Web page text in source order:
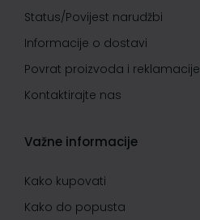
Status/Povijest narudžbi
Informacije o dostavi
Povrat proizvoda i reklamacije
Kontaktirajte nas
Važne informacije
Kako kupovati
Kako do popusta